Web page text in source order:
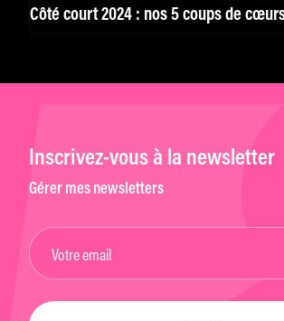
Côté court 2024 : nos 5 coups de
Inscrivez-vous à la newsletter
Gérer mes newsletters